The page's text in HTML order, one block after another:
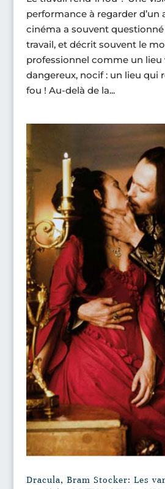
performance à regarder
cinéma a souvent
travail, et décrit souvent le
professionnel comme un lieu
dangereux, nocif : un lieu qui
fou ! Au-delà de la...
Dracula, Bram Stocker: Les